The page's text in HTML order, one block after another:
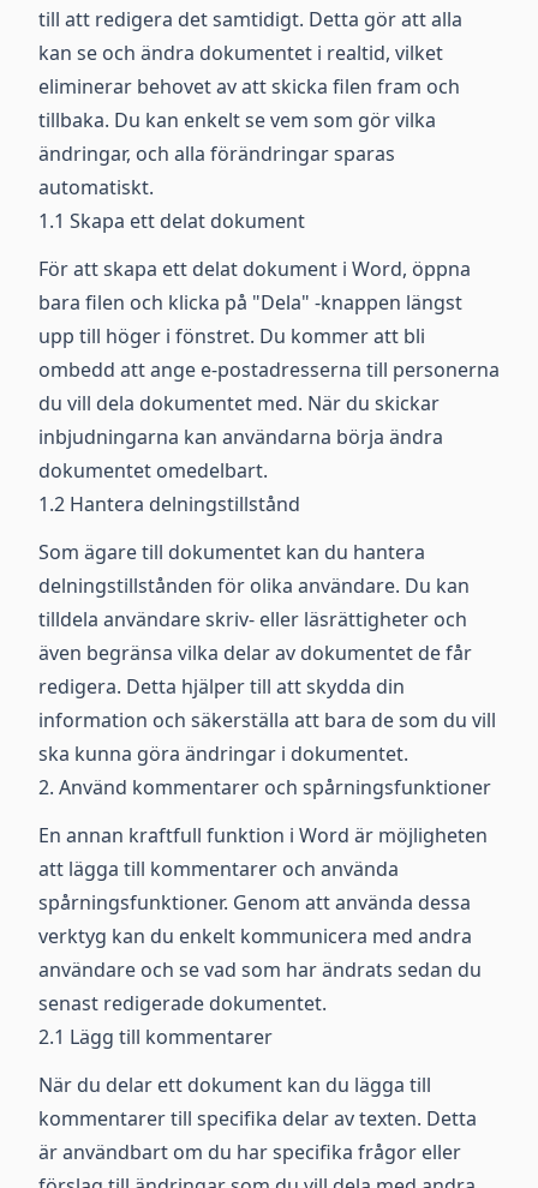
till att redigera det samtidigt. Detta gör att alla
kan se och ändra dokumentet i realtid, vilket
eliminerar behovet av att skicka filen fram och
tillbaka. Du kan enkelt se vem som gör vilka
ändringar, och alla förändringar sparas
automatiskt.
1.1 Skapa ett delat dokument
För att skapa ett delat dokument i Word, öppna
bara filen och klicka på "Dela" -knappen längst
upp till höger i fönstret. Du kommer att bli
ombedd att ange e-postadresserna till personerna
du vill dela dokumentet med. När du skickar
inbjudningarna kan användarna börja ändra
dokumentet omedelbart.
1.2 Hantera delningstillstånd
Som ägare till dokumentet kan du hantera
delningstillstånden för olika användare. Du kan
tilldela användare skriv- eller läsrättigheter och
även begränsa vilka delar av dokumentet de får
redigera. Detta hjälper till att skydda din
information och säkerställa att bara de som du vill
ska kunna göra ändringar i dokumentet.
2. Använd kommentarer och spårningsfunktioner
En annan kraftfull funktion i Word är möjligheten
att lägga till kommentarer och använda
spårningsfunktioner. Genom att använda dessa
verktyg kan du enkelt kommunicera med andra
användare och se vad som har ändrats sedan du
senast redigerade dokumentet.
2.1 Lägg till kommentarer
När du delar ett dokument kan du lägga till
kommentarer till specifika delar av texten. Detta
är användbart om du har specifika frågor eller